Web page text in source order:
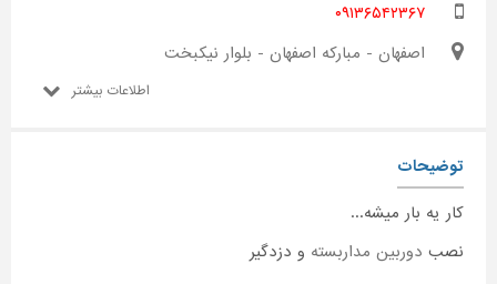
۰۹۱۳۶۵۴۲۳۶۷
اصفهان - مبارکه اصفهان - بلوار نیکبخت
اطلاعات بیشتر
توضیحات
کار یه بار میشه...
نصب دوربین مداربسته و دزدگیر